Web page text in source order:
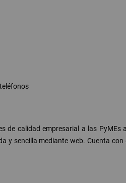
de calidad empresarial a las
sencilla mediante web. Cuenta